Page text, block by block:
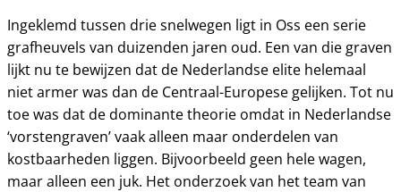
Ingeklemd tussen drie snelwegen ligt in Oss een serie
grafheuvels van duizenden jaren oud. Een van die graven
lijkt nu te bewijzen dat de Nederlandse elite helemaal
niet armer was dan de Centraal-Europese gelijken. Tot nu
toe was dat de dominante theorie omdat in Nederlandse
‘vorstengraven’ vaak alleen maar onderdelen van
kostbaarheden liggen. Bijvoorbeeld geen hele wagen,
maar alleen een juk. Het onderzoek van het team van